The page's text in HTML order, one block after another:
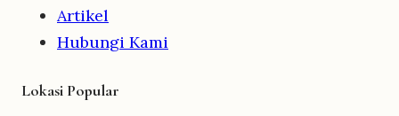
Artikel
Hubungi Kami
Lokasi Popular